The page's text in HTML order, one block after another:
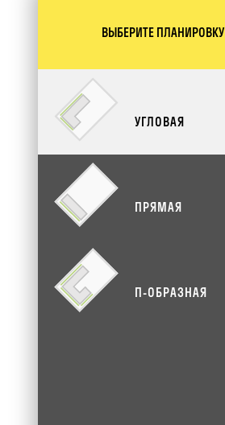
ВЫБЕРИТЕ ПЛАНИРОВКУ
УГЛОВАЯ
ПРЯМАЯ
П-ОБРАЗНАЯ